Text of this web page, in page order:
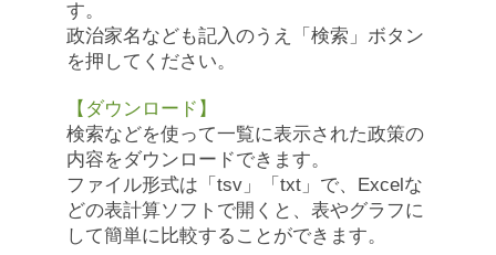
す。
政治家名なども記入のうえ「検索」ボタン
を押してください。
【ダウンロード】
検索などを使って一覧に表示された政策の
内容をダウンロードできます。
ファイル形式は「tsv」「txt」で、Excelな
どの表計算ソフトで開くと、表やグラフに
して簡単に比較することができます。